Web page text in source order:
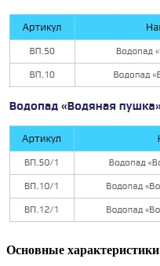
Основные характеристики